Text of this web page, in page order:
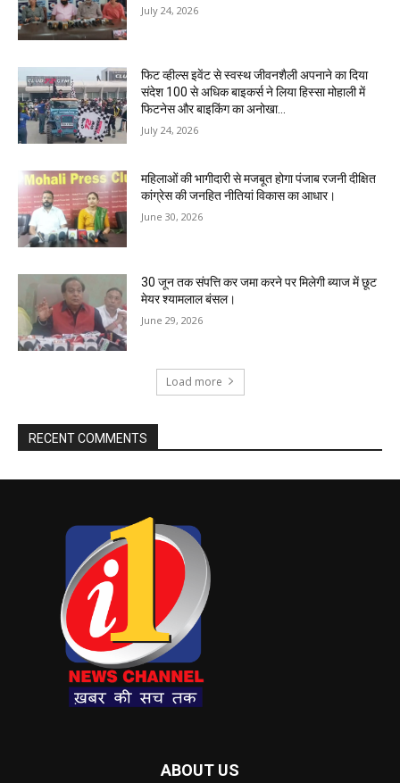
July 24, 2026
फिट व्हील्स इवेंट से स्वस्थ जीवनशैली अपनाने का दिया
संदेश 100 से अधिक बाइकर्स ने लिया हिस्सा मोहाली में
फिटनेस और बाइकिंग का अनोखा...
July 24, 2026
महिलाओं की भागीदारी से मजबूत होगा पंजाब रजनी दीक्षित
कांग्रेस की जनहित नीतियां विकास का आधार।
June 30, 2026
30 जून तक संपत्ति कर जमा करने पर मिलेगी ब्याज में छूट
मेयर श्यामलाल बंसल।
June 29, 2026
Load more
RECENT COMMENTS
ABOUT US